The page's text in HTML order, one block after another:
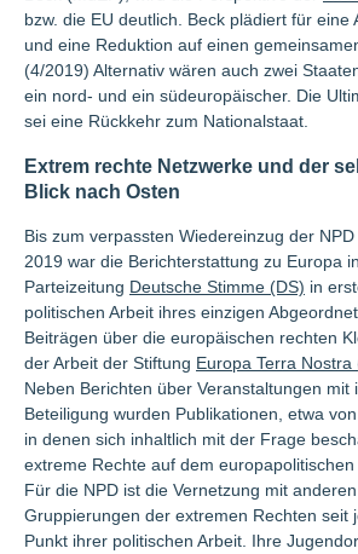
bzw. die EU deutlich. Beck plädiert für eine
und eine Reduktion auf einen
(4/2019) Alternativ wären auch zwei
ein nord- und ein südeuropäischer. Die
sei eine Rückkehr zum Nationalstaat.
Extrem rechte Netzwerke und der
Blick nach Osten
Bis zum verpassten Wiedereinzug der
2019 war die Berichterstattung zu Europa
Parteizeitung Deutsche Stimme (DS) in
politischen Arbeit ihres einzigen
Beiträgen über die europäischen rechten
der Arbeit der Stiftung Europa Terra Nostra
Neben Berichten über Veranstaltungen mit
Beteiligung wurden Publikationen, etwa
in denen sich inhaltlich mit der Frage
extreme Rechte auf dem
Für die NPD ist die Vernetzung mit
Gruppierungen der extremen Rechten seit
Punkt ihrer politischen Arbeit. Ihre